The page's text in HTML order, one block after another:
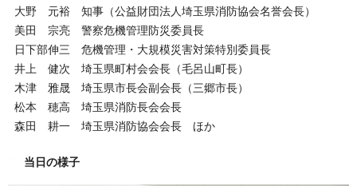
大野 元裕 知事（公益財団法人埼玉県消防協会名誉会長）
美田 宗亮 警察危機管理防災委員長
日下部伸三 危機管理・大規模災害対策特別委員長
井上 健次 埼玉県町村会会長（毛呂山町長）
木津 雅晟 埼玉県市長会副会長（三郷市長）
松本 穂高 埼玉県消防長会会長
森田 耕一 埼玉県消防協会会長 ほか
当日の様子